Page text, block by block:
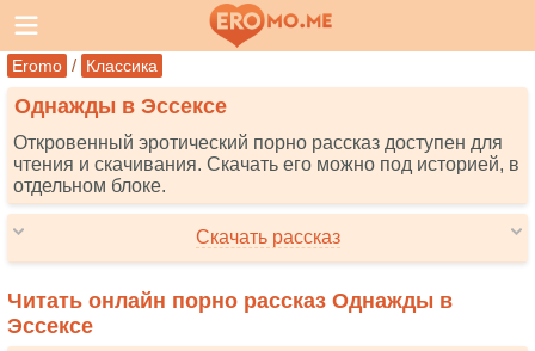
Eromo / Классика
Однажды в Эссексе
Откровенный эротический порно рассказ доступен для
чтения и скачивания. Скачать его можно под историей, в
отдельном блоке.
Скачать рассказ
Читать онлайн порно рассказ Однажды в
Эссексе